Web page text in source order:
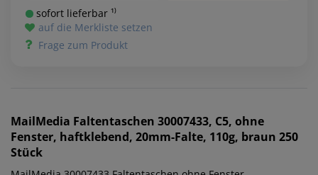
sofort lieferbar ¹⁾
auf die Merkliste setzen
Frage zum Produkt
MailMedia Faltentaschen 30007433, C5, ohne
Fenster, haftklebend, 20mm-Falte, 110g, braun 250
Stück